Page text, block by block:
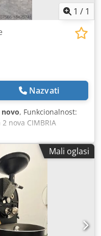
1 / 1
Nazvati
novo, Funkcionalnost:
nova CIMBRIA
22. Nikada nisu
za istovar
- Za kamione
otvorene i
Chodjvwl Rqspfx
rada, dugotrajnu
modeli za gotovo
poljoprivredne,
se prodaje
Mali oglasi